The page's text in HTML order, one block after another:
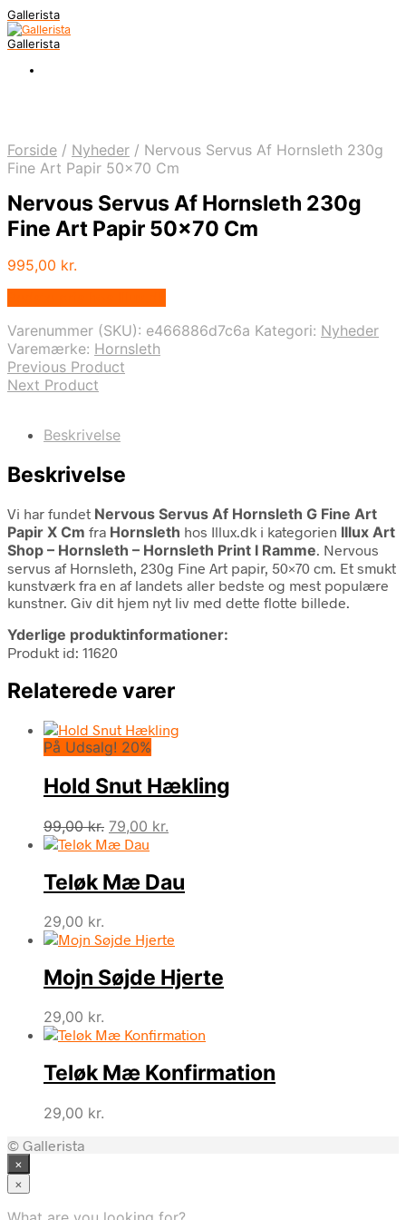
Gallerista
Gallerista
Forside / Nyheder / Nervous Servus Af Hornsleth 230g
Fine Art Papir 50×70 Cm
Nervous Servus Af Hornsleth 230g
Fine Art Papir 50×70 Cm
995,00 kr.
Varenummer (SKU): e466886d7c6a Kategori: Nyheder
Varemærke: Hornsleth
Previous Product
Next Product
Beskrivelse
Beskrivelse
Vi har fundet Nervous Servus Af Hornsleth G Fine Art
Papir X Cm fra Hornsleth hos Illux.dk i kategorien Illux Art
Shop – Hornsleth – Hornsleth Print I Ramme. Nervous
servus af Hornsleth, 230g Fine Art papir, 50×70 cm. Et smukt
kunstværk fra en af landets aller bedste og mest populære
kunstner. Giv dit hjem nyt liv med dette flotte billede.
Yderlige produktinformationer:
Produkt id: 11620
Relaterede varer
På Udsalg! 20%
Hold Snut Hækling
99,00kr. Den
oprindelige
var:
99,00 kr..
79,00 kr.
er:
79,00 kr..
Teløk Mæ Dau
29,00 kr.
Mojn Søjde Hjerte
29,00 kr.
Teløk Mæ Konfirmation
29,00 kr.
© Gallerista
×
×